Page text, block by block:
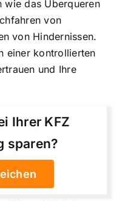
wie das Überqueren
von
von Hindernissen.
einer kontrollierten
und Ihre
Ihrer KFZ
sparen?